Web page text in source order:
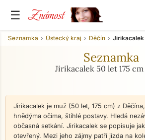
☰ Známost
Seznamka Ústecký kraj Děčín Jirikacalek
Seznamka
Jirikacalek 50 let 175
Jirikacalek je muž (50 let, 175 cm) z
hnědýma očima, štíhlé postavy. Hledá
občasná setkání. Jirikacalek se popisuje
otevřený. Mezi jeho zájmy patří jízda na